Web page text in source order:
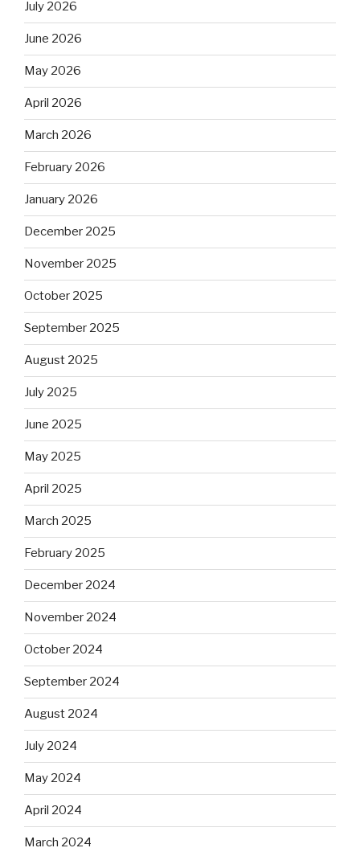
July 2026
June 2026
May 2026
April 2026
March 2026
February 2026
January 2026
December 2025
November 2025
October 2025
September 2025
August 2025
July 2025
June 2025
May 2025
April 2025
March 2025
February 2025
December 2024
November 2024
October 2024
September 2024
August 2024
July 2024
May 2024
April 2024
March 2024